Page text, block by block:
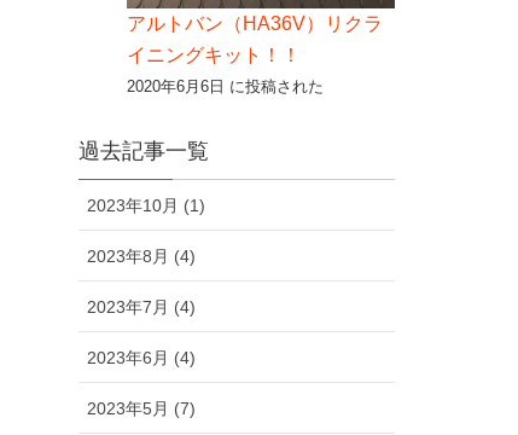
アルトバン（HA36V）リクラ
イニングキット！！
2020年6月6日 に投稿された
過去記事一覧
2023年10月 (1)
2023年8月 (4)
2023年7月 (4)
2023年6月 (4)
2023年5月 (7)